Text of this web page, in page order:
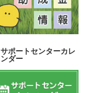
サポートセンターカレ
ンダー